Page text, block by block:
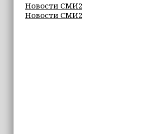
БПЛА
Новости СМИ2
Новости СМИ2